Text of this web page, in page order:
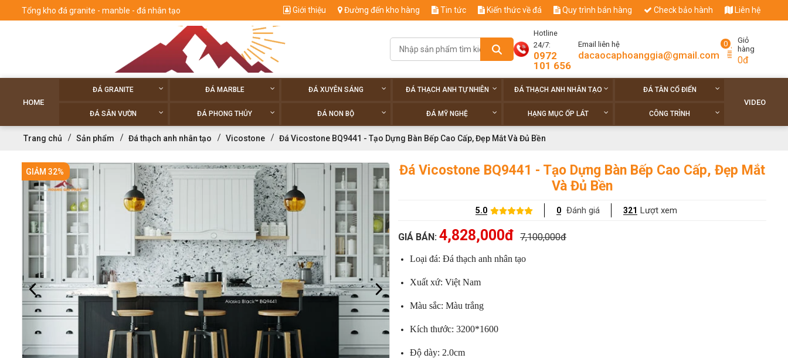
Tổng kho đá granite - manble - đá nhân tạo Giới thiệu Đường đến kho hàng Tin tức Kiến thức về đá Quy trình bán hàng Check bảo hành Liên hệ
Hotline
24/7:
0972
101 656
Email liên hệ
dacaocaphoanggia@gmail.com
0
Giỏ
hàng
0đ
HOME
ĐÁ GRANITE ĐÁ MARBLE ĐÁ XUYÊN SÁNG ĐÁ THẠCH ANH TỰ NHIÊN ĐÁ THẠCH ANH NHÂN TẠO ĐÁ TÂN CỔ ĐIỂN
ĐÁ SÂN VƯỜN ĐÁ PHONG THỦY ĐÁ NON BỘ ĐÁ MỸ NGHỆ HẠNG MỤC ỐP LÁT CÔNG TRÌNH
VIDEO
Trang chủ Sản phẩm Đá thạch anh nhân tạo Vicostone Đá Vicostone BQ9441 - Tạo Dựng Bàn Bếp Cao Cấp, Đẹp Mắt Và Đủ Bền
GIẢM 32%
Đá Vicostone BQ9441 - Tạo Dựng Bàn Bếp Cao Cấp, Đẹp Mắt
Và Đủ Bền
5.0 0 Đánh giá 321 Lượt xem
GIÁ BÁN: 4,828,000đ 7,100,000đ
Loại đá: Đá thạch anh nhân tạo
Xuất xứ: Việt Nam
Màu sắc: Màu trắng
Kích thước: 3200*1600
Độ dày: 2.0cm